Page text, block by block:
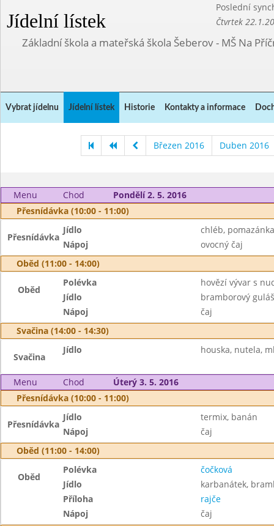
Jídelní lístek
Poslední
Čtvrtek
Základní škola a mateřská škola Šeberov - MŠ Na
Vybrat jídelnu Jídelní lístek Historie Kontakty a informace
Březen 2016 Duben 2016
Menu Chod
Pondělí 2. 5. 2016
Přesnídávka (10:00 - 11:00)
Přesnídávka
Jídlo
chléb,
Nápoj
ovocný čaj
Oběd (11:00 - 14:00)
Oběd
Polévka
hovězí vývar s
Jídlo
bramborový
Nápoj
čaj
Svačina (14:00 - 14:30)
Svačina
Jídlo houska, nutela,
Menu Chod
Úterý 3. 5. 2016
Přesnídávka (10:00 - 11:00)
Přesnídávka
Jídlo
termix, banán
Nápoj
čaj
Oběd (11:00 - 14:00)
Oběd
Polévka
čočková
Jídlo
karbanátek,
Příloha
rajče
Nápoj
čaj